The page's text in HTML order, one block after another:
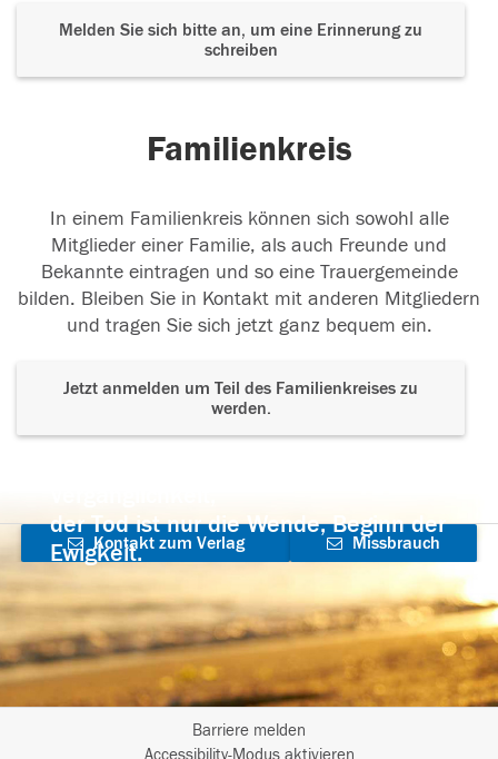
Melden Sie sich bitte an, um eine Erinnerung zu
schreiben
Familienkreis
In einem Familienkreis können sich sowohl alle
Mitglieder einer Familie, als auch Freunde und
Bekannte eintragen und so eine Trauergemeinde
bilden. Bleiben Sie in Kontakt mit anderen Mitgliedern
und tragen Sie sich jetzt ganz bequem ein.
Jetzt anmelden um Teil des Familienkreises zu
werden.
der Tod ist nur die Wende, Beginn der
Ewigkeit.
Kontakt zum Verlag
aufnehmen
Missbrauch
Barriere melden
Accessibility-Modus aktivieren